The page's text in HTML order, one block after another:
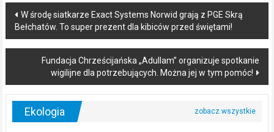
Post
navigation
W środę siatkarze Exact Systems Norwid grają z PGE Skrą
Bełchatów. To super prezent dla kibiców przed świętami!
Fundacja Chrześcijańska „Adullam” organizuje spotkanie
wigilijne dla potrzebujących. Można jej w tym pomóc!
Ekologia